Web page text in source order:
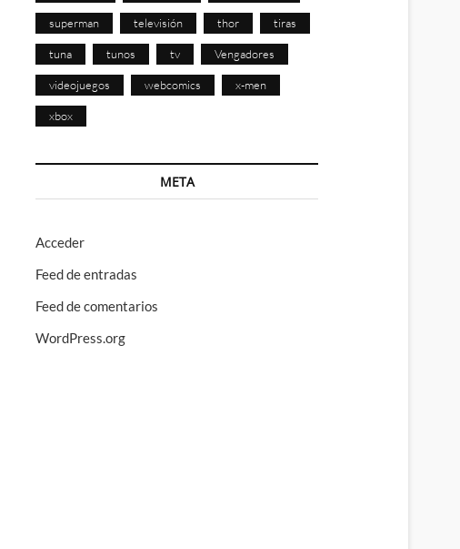
superman televisión thor tiras
tuna tunos tv Vengadores
videojuegos webcomics x-men
xbox
META
Acceder
Feed de entradas
Feed de comentarios
WordPress.org